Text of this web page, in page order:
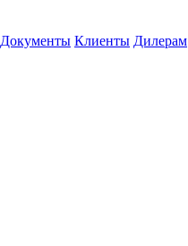
Документы Клиенты Дилерам